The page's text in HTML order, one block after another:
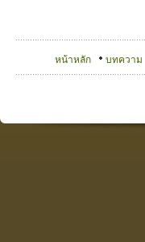
หน้าหลัก บทความ